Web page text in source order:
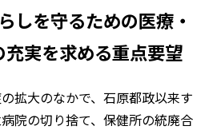
しを守るための医療・
実を求める重点要望
拡大のなかで、石原都政以来す
院の切り捨て、保健所の統廃合